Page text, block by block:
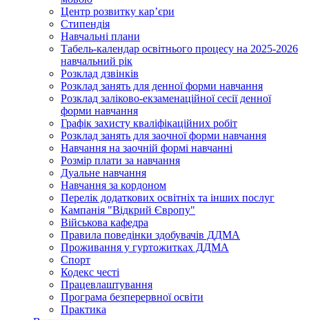
Центр розвитку кар’єри
Стипендія
Навчальні плани
Табель-календар освітнього процесу на 2025-2026
навчальний рік
Розклад дзвінків
Розклад занять для денної форми навчання
Розклад заліково-екзаменаційної сесії денної
форми навчання
Графік захисту кваліфікаційних робіт
Розклад занять для заочної форми навчання
Навчання на заочній формі навчанні
Розмір плати за навчання
Дуальне навчання
Навчання за кордоном
Перелік додаткових освітніх та інших послуг
Кампанія "Відкрий Європу"
Військова кафедра
Правила поведінки здобувачів ДДМА
Проживання у гуртожитках ДДМА
Спорт
Кодекс честі
Працевлаштування
Програма безперервної освіти
Практика